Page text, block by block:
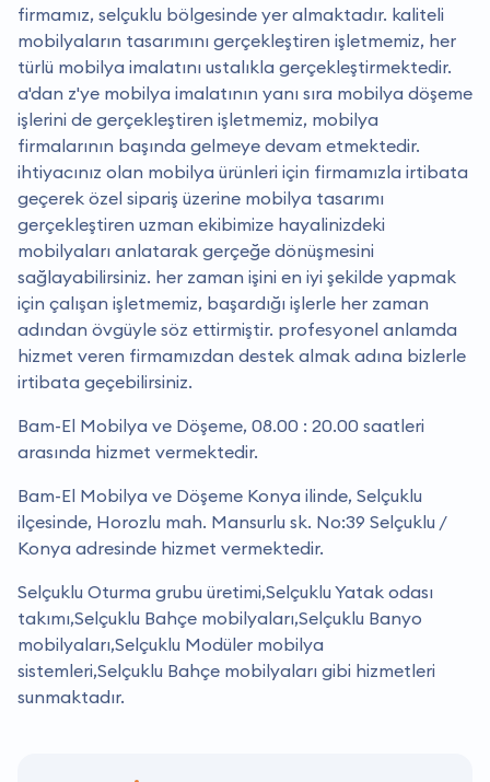
firmamız, selçuklu bölgesinde yer almaktadır. kaliteli
mobilyaların tasarımını gerçekleştiren işletmemiz, her
türlü mobilya imalatını ustalıkla gerçekleştirmektedir.
a'dan z'ye mobilya imalatının yanı sıra mobilya döşeme
işlerini de gerçekleştiren işletmemiz, mobilya
firmalarının başında gelmeye devam etmektedir.
i̇htiyacınız olan mobilya ürünleri için firmamızla irtibata
geçerek özel sipariş üzerine mobilya tasarımı
gerçekleştiren uzman ekibimize hayalinizdeki
mobilyaları anlatarak gerçeğe dönüşmesini
sağlayabilirsiniz. her zaman işini en iyi şekilde yapmak
için çalışan işletmemiz, başardığı işlerle her zaman
adından övgüyle söz ettirmiştir. profesyonel anlamda
hizmet veren firmamızdan destek almak adına bizlerle
irtibata geçebilirsiniz.
Bam-El Mobilya ve Döşeme, 08.00 : 20.00 saatleri
arasında hizmet vermektedir.
Bam-El Mobilya ve Döşeme Konya ilinde, Selçuklu
ilçesinde, Horozlu mah. Mansurlu sk. No:39 Selçuklu /
Konya adresinde hizmet vermektedir.
Selçuklu Oturma grubu üretimi,Selçuklu Yatak odası
takımı,Selçuklu Bahçe mobilyaları,Selçuklu Banyo
mobilyaları,Selçuklu Modüler mobilya
sistemleri,Selçuklu Bahçe mobilyaları gibi hizmetleri
sunmaktadır.